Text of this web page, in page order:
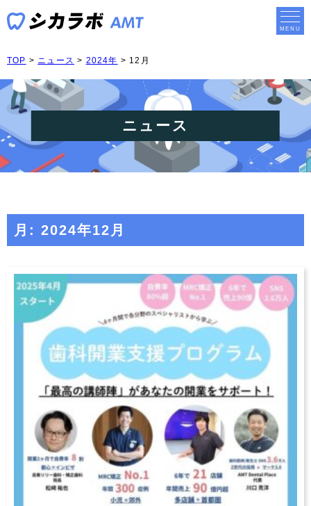
TOP > ニュース > 2024年 > 12月
ニュース
月: 2024年12月